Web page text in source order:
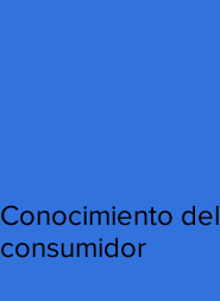
Conocimiento del
consumidor